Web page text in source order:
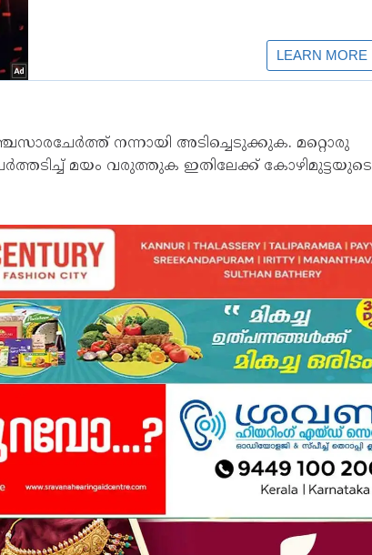
നന്നായി അടിച്ചെടുക്കുക. മറ്റൊരു
മയം വരുത്തുക ഇതിലേക്ക് കോഴിമുട്ടയുടെ